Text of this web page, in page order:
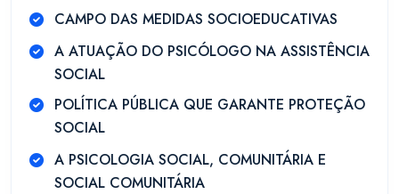
CAMPO DAS MEDIDAS SOCIOEDUCATIVAS
A ATUAÇÃO DO PSICÓLOGO NA ASSISTÊNCIA
SOCIAL
POLÍTICA PÚBLICA QUE GARANTE PROTEÇÃO
SOCIAL
A PSICOLOGIA SOCIAL, COMUNITÁRIA E
SOCIAL COMUNITÁRIA